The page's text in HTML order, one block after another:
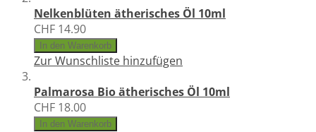
Nelkenblüten ätherisches Öl 10ml
CHF 14.90
In den Warenkorb
Zur Wunschliste hinzufügen
Palmarosa Bio ätherisches Öl 10ml
CHF 18.00
In den Warenkorb